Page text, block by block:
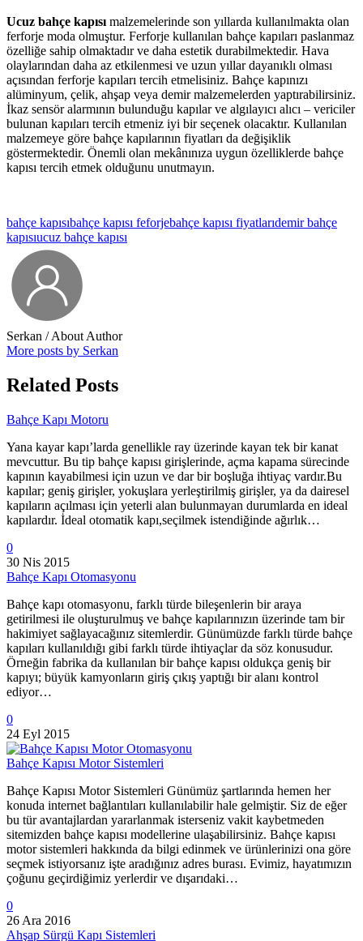
Ucuz bahçe kapısı malzemelerinde son yıllarda kullanılmakta olan
ferforje moda olmuştur. Ferforje kullanılan bahçe kapıları paslanmaz
özelliğe sahip olmaktadır ve daha estetik durabilmektedir. Hava
olaylarından daha az etkilenmesi ve uzun yıllar dayanıklı olması
açısından ferforje kapıları tercih etmelisiniz. Bahçe kapınızı
alüminyum, çelik, ahşap veya demir malzemelerden yaptırabilirsiniz.
İkaz sensör alarmının bulunduğu kapılar ve algılayıcı alıcı – vericiler
bulunan kapıları tercih etmeniz iyi bir seçenek olacaktır. Kullanılan
malzemeye göre bahçe kapılarının fiyatları da değişiklik
göstermektedir. Önemli olan mekânınıza uygun özelliklerde bahçe
kapısı tercih etmek olduğunu unutmayın.
bahçe kapısıbahçe kapısı feforjebahçe kapısı fiyatlarıdemir bahçe
kapısıucuz bahçe kapısı
Serkan / About Author
More posts by Serkan
Related Posts
Bahçe Kapı Motoru
Yana kayar kapı’larda genellikle ray üzerinde kayan tek bir kanat
mevcuttur. Bu tip bahçe kapısı girişlerinde, açma kapama sürecinde
kapının kayabilmesi için uzun ve dar bir boşluğa ihtiyaç vardır.Bu
kapılar; geniş girişler, yokuşlara yerleştirilmiş girişler, ya da dairesel
kapıların açılması için yeterli alan bulunmayan durumlarda en ideal
kapılardır. İdeal otomatik kapı,seçilmek istendiğinde ağırlık…
0
30 Nis 2015
Bahçe Kapı Otomasyonu
Bahçe kapı otomasyonu, farklı türde bileşenlerin bir araya
getirilmesi ile oluşturulmuş ve bahçe kapılarınızın üzerinde tam bir
hakimiyet sağlayacağınız sitemlerdir. Günümüzde farklı türde bahçe
kapıları kullanıldığı gibi farklı türde ihtiyaçlar da söz konusudur.
Örneğin fabrika da kullanılan bir bahçe kapısı oldukça geniş bir
kapıyı; büyük kamyonların giriş çıkış yaptığı bir alanı kontrol
ediyor…
0
24 Eyl 2015
Bahçe Kapısı Motor Sistemleri
Bahçe Kapısı Motor Sistemleri Günümüz şartlarında hemen her
konuda internet bağlantıları kullanılabilir hale gelmiştir. Siz de eğer
bu tür avantajlardan yararlanmak isterseniz vakit kaybetmeden
sitemizden bahçe kapısı modellerine ulaşabilirsiniz. Bahçe kapısı
motor sistemleri hakkında da bilgi edinmek ve ürünlerinizi ona göre
seçmek istiyorsanız işte aradığınız adres burası. Evimiz, hayatımızın
çoğunu geçirdiğimiz yerlerdir ve dışarıdaki…
0
26 Ara 2016
Ahşap Sürgü Kapı Sistemleri